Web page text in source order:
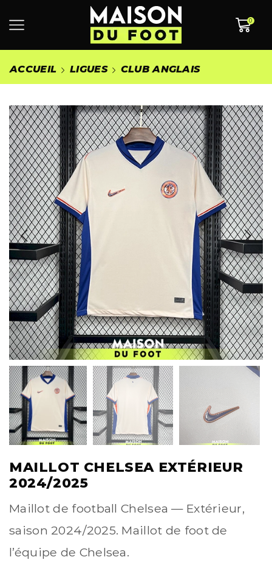
0
ACCUEIL LIGUES CLUB ANGLAIS
MAILLOT CHELSEA EXTÉRIEUR
2024/2025
Maillot de football Chelsea — Extérieur,
saison 2024/2025. Maillot de foot de
l’équipe de Chelsea.